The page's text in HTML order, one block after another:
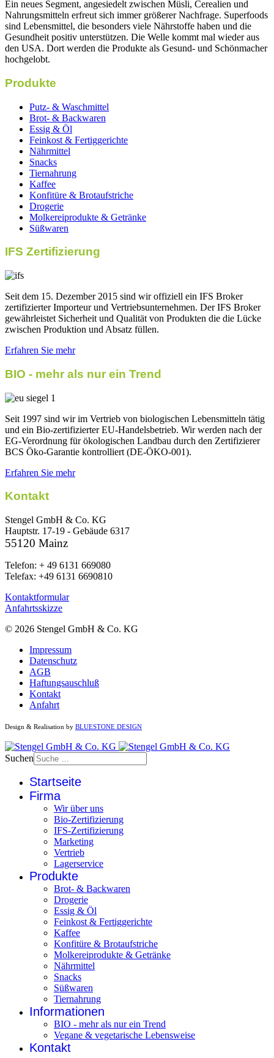
Ein neues Segment, angesiedelt zwischen Müsli, Cerealien und
Nahrungsmitteln erfreut sich immer größerer Nachfrage. Superfoods
sind Lebensmittel, die besonders viele Nährstoffe haben und die
Gesundheit positiv unterstützen. Die Welle kommt mal wieder aus
den USA. Dort werden die Produkte als Gesund- und Schönmacher
hochgelobt.
Produkte
Putz- & Waschmittel
Brot- & Backwaren
Essig & Öl
Feinkost & Fertiggerichte
Nährmittel
Snacks
Tiernahrung
Kaffee
Konfitüre & Brotaufstriche
Drogerie
Molkereiprodukte & Getränke
Süßwaren
IFS Zertifizierung
Seit dem 15. Dezember 2015 sind wir offiziell ein IFS Broker
zertifizierter Importeur und Vertriebsunternehmen. Der IFS Broker
gewährleistet Sicherheit und Qualität von Produkten die die Lücke
zwischen Produktion und Absatz füllen.
Erfahren Sie mehr
BIO - mehr als nur ein Trend
Seit 1997 sind wir im Vertrieb von biologischen Lebensmitteln tätig
und ein Bio-zertifizierter EU-Handelsbetrieb. Wir werden nach der
EG-Verordnung für ökologischen Landbau durch den Zertifizierer
BCS Öko-Garantie kontrolliert (DE-ÖKO-001).
Erfahren Sie mehr
Kontakt
Stengel GmbH & Co. KG
Hauptstr. 17-19 - Gebäude 6317
55120 Mainz
Telefon: + 49 6131 669080
Telefax: +49 6131 6690810
Kontaktformular
Anfahrtsskizze
© 2026 Stengel GmbH & Co. KG
Impressum
Datenschutz
AGB
Haftungsauschluß
Kontakt
Anfahrt
Design & Realisation by BLUESTONE DESIGN
Suchen
Startseite
Firma
Wir über uns
Bio-Zertifizierung
IFS-Zertifizierung
Marketing
Vertrieb
Lagerservice
Produkte
Brot- & Backwaren
Drogerie
Essig & Öl
Feinkost & Fertiggerichte
Kaffee
Konfitüre & Brotaufstriche
Molkereiprodukte & Getränke
Nährmittel
Snacks
Süßwaren
Tiernahrung
Informationen
BIO - mehr als nur ein Trend
Vegane & vegetarische Lebensweise
Kontakt